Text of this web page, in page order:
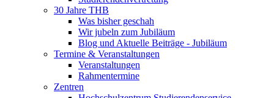
30 Jahre THB
Was bisher geschah
Wir jubeln zum Jubiläum
Blog und Aktuelle Beiträge - Jubiläum
Termine & Veranstaltungen
Veranstaltungen
Rahmentermine
Zentren